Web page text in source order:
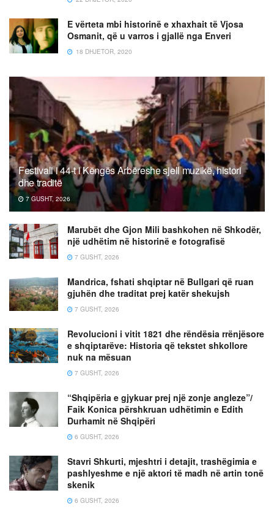
E vërteta mbi historinë e xhaxhait të Vjosa
Osmanit, që u varros i gjallë nga Enveri
18 DHJETOR, 2020
Festivali i 44-t i Këngës Arbëreshe sjell muzikë, histori
dhe traditë
7 GUSHT, 2026
Marubët dhe Gjon Mili bashkohen në Shkodër,
një udhëtim në historinë e fotografisë
7 GUSHT, 2026
Mandrica, fshati shqiptar në Bullgari që ruan
gjuhën dhe traditat prej katër shekujsh
7 GUSHT, 2026
Revolucioni i vitit 1821 dhe rëndësia rrënjësore
e shqiptarëve: Historia që tekstet shkollore
nuk na mësuan
7 GUSHT, 2026
“Shqipëria e gjykuar prej një zonje angleze”/
Faik Konica përshkruan udhëtimin e Edith
Durhamit në Shqipëri
6 GUSHT, 2026
Stavri Shkurti, mjeshtri i detajit, trashëgimia e
pashlyeshme e një aktori të madh në artin tonë
skenik
6 GUSHT, 2026